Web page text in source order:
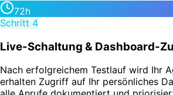
72h
Schritt 4
Live-Schaltung & Dashboard-
Nach erfolgreichem Testlauf wird Ihr
erhalten Zugriff auf Ihr persönliches